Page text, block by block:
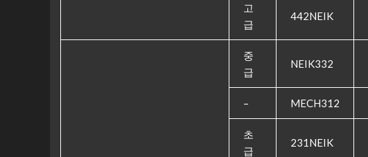
고
급
442NEIK
중
급
NEIK332
– MECH312
초
급
231NEIK